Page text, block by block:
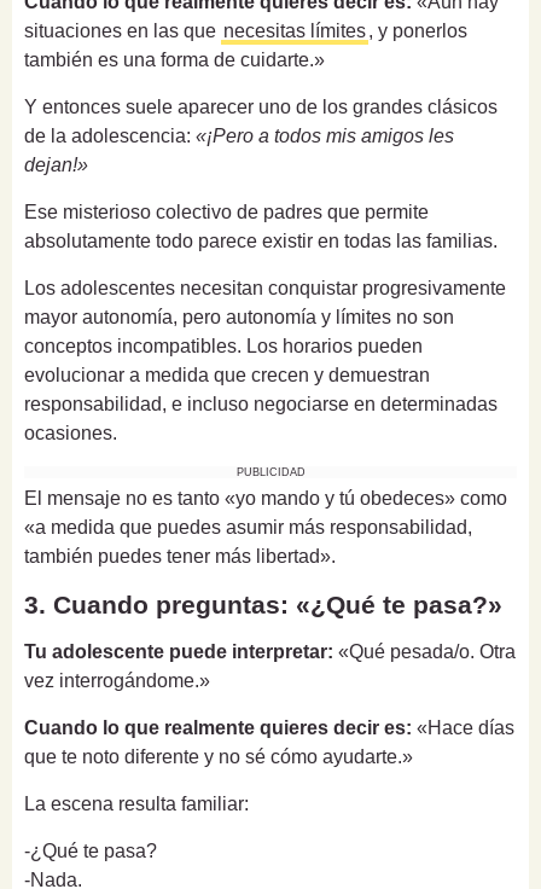
situaciones en las que necesitas límites, y ponerlos
también es una forma de cuidarte.»
Y entonces suele aparecer uno de los grandes clásicos
de la adolescencia: «¡Pero a todos mis amigos les
dejan!»
Ese misterioso colectivo de padres que permite
absolutamente todo parece existir en todas las familias.
Los adolescentes necesitan conquistar progresivamente
mayor autonomía, pero autonomía y límites no son
conceptos incompatibles. Los horarios pueden
evolucionar a medida que crecen y demuestran
responsabilidad, e incluso negociarse en determinadas
ocasiones.
PUBLICIDAD
El mensaje no es tanto «yo mando y tú obedeces» como
«a medida que puedes asumir más responsabilidad,
también puedes tener más libertad».
3. Cuando preguntas: «¿Qué te pasa?»
Tu adolescente puede interpretar: «Qué pesada/o. Otra
vez interrogándome.»
Cuando lo que realmente quieres decir es: «Hace días
que te noto diferente y no sé cómo ayudarte.»
La escena resulta familiar:
-¿Qué te pasa?
-Nada.